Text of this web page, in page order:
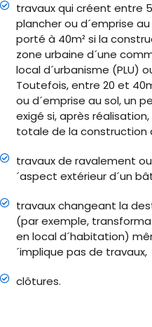
travaux qui créent entre
plancher ou d´emprise
porté à 40m² si la
zone urbaine d´une
local d´urbanisme (PLU)
Toutefois, entre 20 et
ou d´emprise au sol, un
exigé si, après
totale de la construction
travaux de ravalement
´aspect extérieur d´un
travaux changeant la
(par exemple,
en local d´habitation)
´implique pas de travaux,
clôtures.